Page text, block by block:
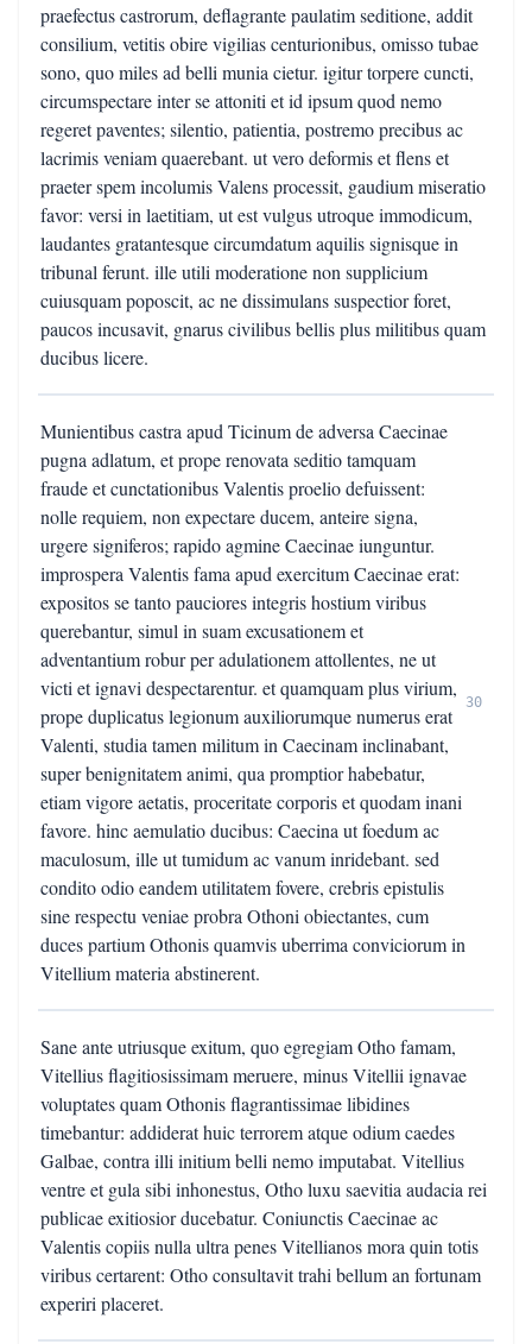
praefectus castrorum, deflagrante paulatim seditione, addit
consilium, vetitis obire vigilias centurionibus, omisso tubae
sono, quo miles ad belli munia cietur. igitur torpere cuncti,
circumspectare inter se attoniti et id ipsum quod nemo
regeret paventes; silentio, patientia, postremo precibus ac
lacrimis veniam quaerebant. ut vero deformis et flens et
praeter spem incolumis Valens processit, gaudium miseratio
favor: versi in laetitiam, ut est vulgus utroque immodicum,
laudantes gratantesque circumdatum aquilis signisque in
tribunal ferunt. ille utili moderatione non supplicium
cuiusquam poposcit, ac ne dissimulans suspectior foret,
paucos incusavit, gnarus civilibus bellis plus militibus quam
ducibus licere.
Munientibus castra apud Ticinum de adversa Caecinae
pugna adlatum, et prope renovata seditio tamquam
fraude et cunctationibus Valentis proelio defuissent:
nolle requiem, non expectare ducem, anteire signa,
urgere signiferos; rapido agmine Caecinae iunguntur.
improspera Valentis fama apud exercitum Caecinae erat:
expositos se tanto pauciores integris hostium viribus
querebantur, simul in suam excusationem et
adventantium robur per adulationem attollentes, ne ut
victi et ignavi despectarentur. et quamquam plus virium,
prope duplicatus legionum auxiliorumque numerus erat
Valenti, studia tamen militum in Caecinam inclinabant,
super benignitatem animi, qua promptior habebatur,
etiam vigore aetatis, proceritate corporis et quodam inani
favore. hinc aemulatio ducibus: Caecina ut foedum ac
maculosum, ille ut tumidum ac vanum inridebant. sed
condito odio eandem utilitatem fovere, crebris epistulis
sine respectu veniae probra Othoni obiectantes, cum
duces partium Othonis quamvis uberrima conviciorum in
Vitellium materia abstinerent.
30
Sane ante utriusque exitum, quo egregiam Otho famam,
Vitellius flagitiosissimam meruere, minus Vitellii ignavae
voluptates quam Othonis flagrantissimae libidines
timebantur: addiderat huic terrorem atque odium caedes
Galbae, contra illi initium belli nemo imputabat. Vitellius
ventre et gula sibi inhonestus, Otho luxu saevitia audacia rei
publicae exitiosior ducebatur. Coniunctis Caecinae ac
Valentis copiis nulla ultra penes Vitellianos mora quin totis
viribus certarent: Otho consultavit trahi bellum an fortunam
experiri placeret.